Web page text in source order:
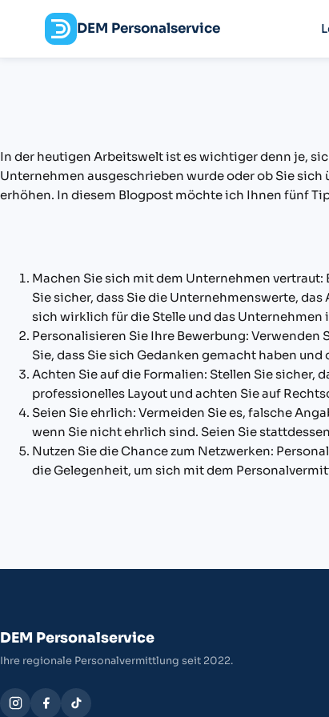
DEM Personalservice
In der heutigen Arbeitswelt ist es wichtiger denn je,
Unternehmen ausgeschrieben wurde oder ob Sie
erhöhen. In diesem Blogpost möchte ich Ihnen fünf
Machen Sie sich mit dem Unternehmen
Sie sicher, dass Sie die Unternehmenswerte,
sich wirklich für die Stelle und das
Personalisieren Sie Ihre Bewerbung:
Sie, dass Sie sich Gedanken gemacht haben
Achten Sie auf die Formalien: Stellen Sie sicher,
professionelles Layout und achten Sie auf
Seien Sie ehrlich: Vermeiden Sie es, falsche
wenn Sie nicht ehrlich sind. Seien Sie
Nutzen Sie die Chance zum Netzwerken:
die Gelegenheit, um sich mit dem
DEM Personalservice
Ihre regionale Personalvermittlung seit 2022.